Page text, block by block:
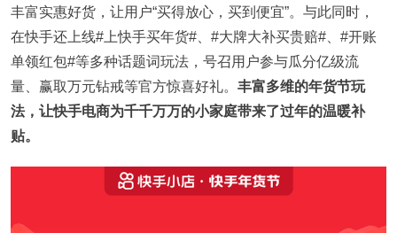
丰富实惠好货，让用户“买得放心，买到便宜”。与此同时，
在快手还上线#上快手买年货#、#大牌大补买贵赔#、#开账
单领红包#等多种话题词玩法，号召用户参与瓜分亿级流
量、赢取万元钻戒等官方惊喜好礼。 丰富多维的年货节玩
法，让快手电商为千千万万的小家庭带来了过年的温暖补
贴。